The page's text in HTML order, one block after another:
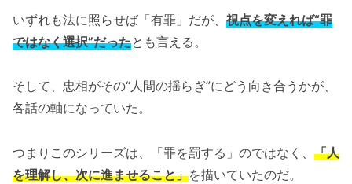
いずれも法に照らせば「有罪」だが、 視点を変えれば“罪
ではなく選択”だったとも言える。
そして、忠相がその“人間の揺らぎ”にどう向き合うかが、
各話の軸になっていた。
つまりこのシリーズは、「罪を罰する」のではなく、 「人
を理解し、次に進ませること」を描いていたのだ。